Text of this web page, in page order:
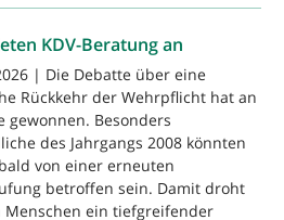
KDV-Beratung an
| Die Debatte über eine
Rückkehr der Wehrpflicht hat an
gewonnen. Besonders
des Jahrgangs 2008 könnten
von einer erneuten
betroffen sein. Damit droht
Menschen ein tiefgreifender